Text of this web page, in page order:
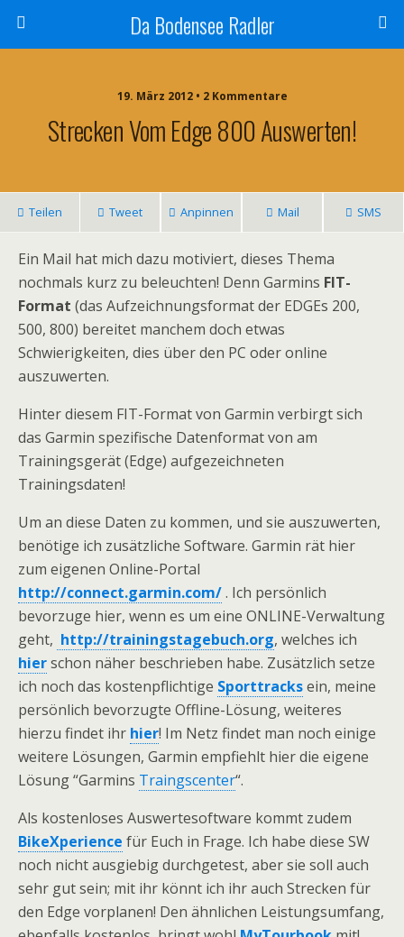
Da Bodensee Radler
19. März 2012 • 2 Kommentare
Strecken Vom Edge 800 Auswerten!
Teilen Tweet Anpinnen Mail SMS
Ein Mail hat mich dazu motiviert, dieses Thema
nochmals kurz zu beleuchten! Denn Garmins FIT-
Format (das Aufzeichnungsformat der EDGEs 200,
500, 800) bereitet manchem doch etwas
Schwierigkeiten, dies über den PC oder online
auszuwerten.
Hinter diesem FIT-Format von Garmin verbirgt sich
das Garmin spezifische Datenformat von am
Trainingsgerät (Edge) aufgezeichneten
Trainingsdaten!
Um an diese Daten zu kommen, und sie auszuwerten,
benötige ich zusätzliche Software. Garmin rät hier
zum eigenen Online-Portal
http://connect.garmin.com/. Ich persönlich
bevorzuge hier, wenn es um eine ONLINE-Verwaltung
geht, http://trainingstagebuch.org, welches ich
hierschon näher beschrieben habe. Zusätzlich setze
ich noch das kostenpflichtige Sporttracksein, meine
persönlich bevorzugte Offline-Lösung, weiteres
hierzu findet ihr hier! Im Netz findet man noch einige
weitere Lösungen, Garmin empfiehlt hier die eigene
Lösung “Garmins Traingscenter“.
Als kostenloses Auswertesoftware kommt zudem
BikeXperience für Euch in Frage. Ich habe diese SW
noch nicht ausgiebig durchgetest, aber sie soll auch
sehr gut sein; mit ihr könnt ich ihr auch Strecken für
den Edge vorplanen! Den ähnlichen Leistungsumfang,